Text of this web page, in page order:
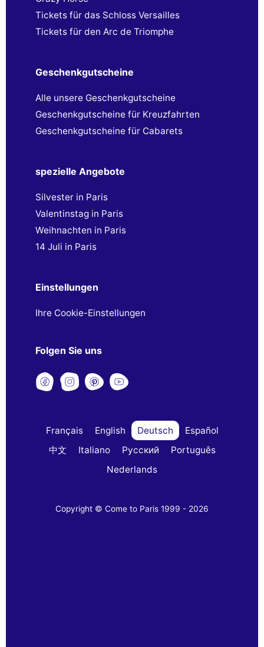
Tickets für das Schloss Versailles
Tickets für den Arc de Triomphe
Geschenkgutscheine
Alle unsere Geschenkgutscheine
Geschenkgutscheine für Kreuzfahrten
Geschenkgutscheine für Cabarets
spezielle Angebote
Silvester in Paris
Valentinstag in Paris
Weihnachten in Paris
14 Juli in Paris
Einstellungen
Ihre Cookie-Einstellungen
Folgen Sie uns
Français English Deutsch
Español
中文
Italiano Русский
Português
Nederlands
Copyright © Come to Paris 1999 - 2026